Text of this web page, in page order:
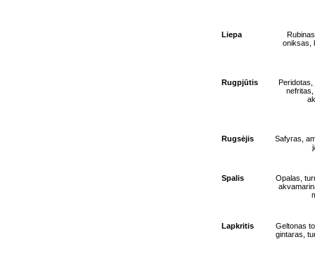
Liepa
oniksas,
Rugpjūtis
nefritas,
Rugsėjis
Safyras,
Spalis
Opalas,
Lapkritis
Geltonas
gintaras,